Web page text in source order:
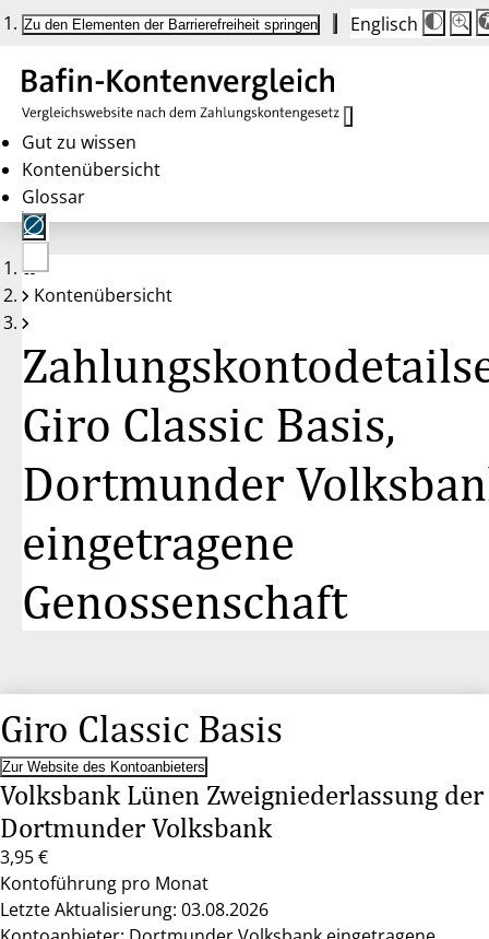
Zu den Elementen der Barrierefreiheit springen Englisch
Die
auf
100
100
Gut zu wissen
Kontenübersicht
Glossar
Keine
Konten
Kontenübersicht
Giro Classic Basis,
Dortmunder
eingetragene
Genossenschaft
Giro Classic Basis
Zur Website des Kontoanbieters
Volksbank Lünen Zweigniederlassung der
Dortmunder Volksbank
3,95 €
Kontoführung pro Monat
Letzte Aktualisierung: 03.08.2026